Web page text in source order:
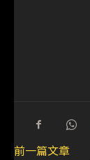
前一篇文章